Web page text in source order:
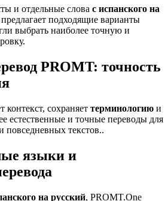
и отдельные слова с испанского на
предлагает подходящие варианты
выбрать наиболее точную и
PROMT: точность
контекст, сохраняет терминологию и
естественные и точные переводы для
повседневных текстов..
языки и
на русский, PROMT.One